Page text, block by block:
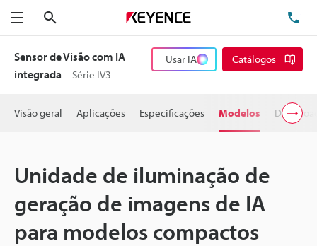
Menu
Sensor de Visão com IA
integrada
Série IV3
Usar IA Catálogos
Visão geral Aplicações Especificações Modelos
Unidade de iluminação de
geração de imagens de IA
para modelos compactos